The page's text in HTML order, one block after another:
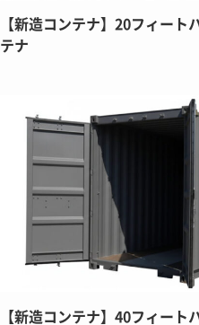
【新造コンテナ】20フィート
テナ
【新造コンテナ】40フィート